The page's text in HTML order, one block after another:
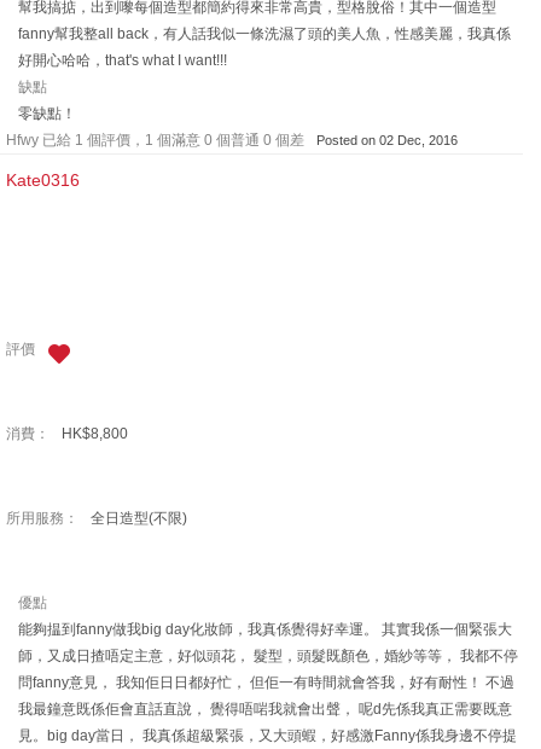
幫我搞掂，出到嚟每個造型都簡約得來非常高貴，型格脫俗！其中一個造型
fanny幫我整all back，有人話我似一條洗濕了頭的美人魚，性感美麗，我真係
好開心哈哈，that's what I want!!!
缺點
零缺點！
Hfwy 已給 1 個評價，1 個滿意 0 個普通 0 個差
Posted on 02 Dec, 2016
Kate0316
評價
消費： HK$8,800
所用服務： 全日造型(不限)
優點
能夠揾到fanny做我big day化妝師，我真係覺得好幸運。 其實我係一個緊張大
師，又成日揸唔定主意，好似頭花， 髮型，頭髮既顏色，婚紗等等， 我都不停
問fanny意見， 我知佢日日都好忙， 但佢一有時間就會答我，好有耐性！ 不過
我最鐘意既係佢會直話直說， 覺得唔啱我就會出聲， 呢d先係我真正需要既意
見。big day當日， 我真係超級緊張，又大頭蝦，好感激Fanny係我身邊不停提